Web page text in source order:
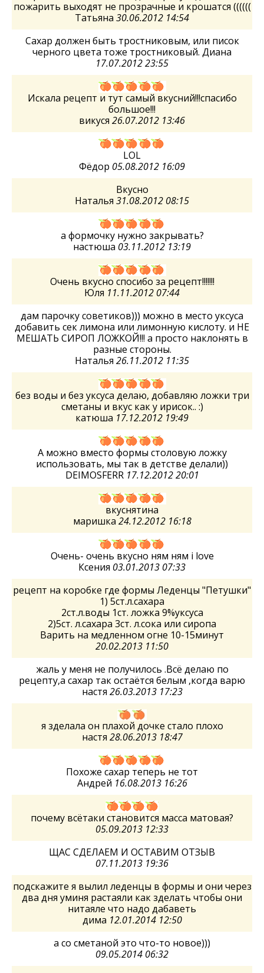
пожарить выходят не прозрачные и крошатся ((((((
Татьяна 30.06.2012 14:54
Сахар должен быть тростниковым, или писок
черного цвета тоже тростниковый. Диана
17.07.2012 23:55
Искала рецепт и тут самый вкусний!!!спасибо
большое!!!
викуся 26.07.2012 13:46
LOL
Фёдор 05.08.2012 16:09
Вкусно
Наталья 31.08.2012 08:15
а формочку нужно закрывать?
настюша 03.11.2012 13:19
Очень вкусно спосибо за рецепт!!!!!!!
Юля 11.11.2012 07:44
дам парочку советиков))) можно в место уксуса
добавить сек лимона или лимонную кислоту. и НЕ
МЕШАТЬ СИРОП ЛОЖКОЙ!!! а просто наклонять в
разные стороны.
Наталья 26.11.2012 11:35
без воды и без уксуса делаю, добавляю ложки три
сметаны и вкус как у ирисок.. :)
катюша 17.12.2012 19:49
А можно вместо формы столовую ложку
использовать, мы так в детстве делали))
DEIMOSFERR 17.12.2012 20:01
вкуснятина
маришка 24.12.2012 16:18
Очень- очень вкусно ням ням i love
Ксения 03.01.2013 07:33
рецепт на коробке где формы Леденцы "Петушки"
1) 5ст.л.сахара
2ст.л.воды 1ст. ложка 9%уксуса
2)5ст. л.сахара 3ст. л.сока или сиропа
Варить на медленном огне 10-15минут
20.02.2013 11:50
жаль у меня не получилось .Всё делаю по
рецепту,а сахар так остаётся белым ,когда варю
настя 26.03.2013 17:23
я зделала он плахой дочке стало плохо
настя 28.06.2013 18:47
Похоже сахар теперь не тот
Андрей 16.08.2013 16:26
почему всётаки становится масса матовая?
05.09.2013 12:33
ЩАС СДЕЛАЕМ И ОСТАВИМ ОТЗЫВ
07.11.2013 19:36
подскажите я вылил леденцы в формы и они через
два дня уминя растаяли как зделать чтобы они
нитаяле что надо дабаветь
дима 12.01.2014 12:50
а со сметаной это что-то новое)))
09.05.2014 06:32